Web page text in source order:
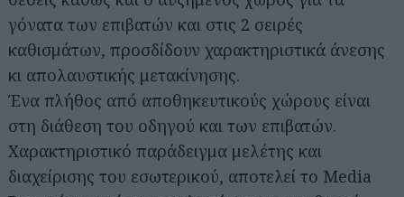
γόνατα των επιβατών και στις 2 σειρές
καθισμάτων, προσδίδουν χαρακτηριστικά άνεσης
κι απολαυστικής μετακίνησης.
Ένα πλήθος από αποθηκευτικούς χώρους είναι
στη διάθεση του οδηγού και των επιβατών.
Χαρακτηριστικό παράδειγμα μελέτης και
διαχείρισης του εσωτερικού, αποτελεί το Media